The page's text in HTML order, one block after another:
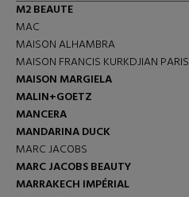
M2 BEAUTE
MAC
MAISON ALHAMBRA
MAISON FRANCIS KURKDJIAN PARIS
MAISON MARGIELA
MALIN+GOETZ
MANCERA
MANDARINA DUCK
MARC JACOBS
MARC JACOBS BEAUTY
MARRAKECH IMPÉRIAL